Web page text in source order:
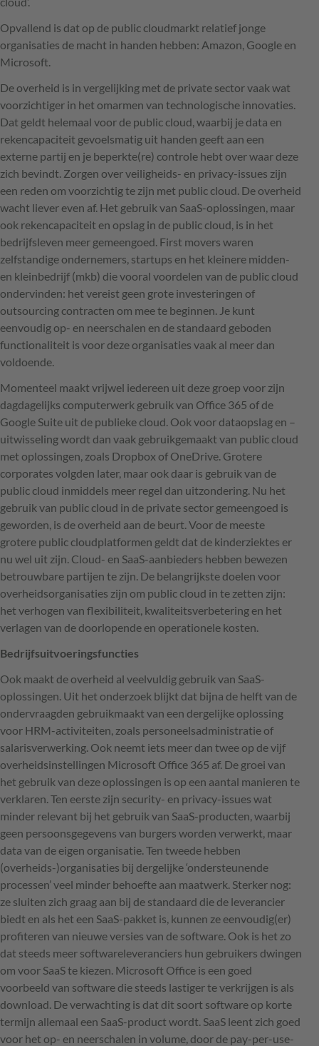
Opvallend is dat op de public cloudmarkt relatief jonge
organisaties de macht in handen hebben: Amazon, Google en
Microsoft.
De overheid is in vergelijking met de private sector vaak wat
voorzichtiger in het omarmen van technologische innovaties.
Dat geldt helemaal voor de public cloud, waarbij je data en
rekencapaciteit gevoelsmatig uit handen geeft aan een
externe partij en je beperkte(re) controle hebt over waar deze
zich bevindt. Zorgen over veiligheids- en privacy-issues zijn
een reden om voorzichtig te zijn met public cloud. De overheid
wacht liever even af. Het gebruik van SaaS-oplossingen, maar
ook rekencapaciteit en opslag in de public cloud, is in het
bedrijfsleven meer gemeengoed. First movers waren
zelfstandige ondernemers, startups en het kleinere midden-
en kleinbedrijf (mkb) die vooral voordelen van de public cloud
ondervinden: het vereist geen grote investeringen of
outsourcing contracten om mee te beginnen. Je kunt
eenvoudig op- en neerschalen en de standaard geboden
functionaliteit is voor deze organisaties vaak al meer dan
voldoende.
Momenteel maakt vrijwel iedereen uit deze groep voor zijn
dagdagelijks computerwerk gebruik van Office 365 of de
Google Suite uit de publieke cloud. Ook voor dataopslag en –
uitwisseling wordt dan vaak gebruikgemaakt van public cloud
met oplossingen, zoals Dropbox of OneDrive. Grotere
corporates volgden later, maar ook daar is gebruik van de
public cloud inmiddels meer regel dan uitzondering. Nu het
gebruik van public cloud in de private sector gemeengoed is
geworden, is de overheid aan de beurt. Voor de meeste
grotere public cloudplatformen geldt dat de kinderziektes er
nu wel uit zijn. Cloud- en SaaS-aanbieders hebben bewezen
betrouwbare partijen te zijn. De belangrijkste doelen voor
overheidsorganisaties zijn om public cloud in te zetten zijn:
het verhogen van flexibiliteit, kwaliteitsverbetering en het
verlagen van de doorlopende en operationele kosten.
Bedrijfsuitvoeringsfuncties
Ook maakt de overheid al veelvuldig gebruik van SaaS-
oplossingen. Uit het onderzoek blijkt dat bijna de helft van de
ondervraagden gebruikmaakt van een dergelijke oplossing
voor HRM-activiteiten, zoals personeelsadministratie of
salarisverwerking. Ook neemt iets meer dan twee op de vijf
overheidsinstellingen Microsoft Office 365 af. De groei van
het gebruik van deze oplossingen is op een aantal manieren te
verklaren. Ten eerste zijn security- en privacy-issues wat
minder relevant bij het gebruik van SaaS-producten, waarbij
geen persoonsgegevens van burgers worden verwerkt, maar
data van de eigen organisatie. Ten tweede hebben
(overheids-)organisaties bij dergelijke ‘ondersteunende
processen’ veel minder behoefte aan maatwerk. Sterker nog:
ze sluiten zich graag aan bij de standaard die de leverancier
biedt en als het een SaaS-pakket is, kunnen ze eenvoudig(er)
profiteren van nieuwe versies van de software. Ook is het zo
dat steeds meer softwareleveranciers hun gebruikers dwingen
om voor SaaS te kiezen. Microsoft Office is een goed
voorbeeld van software die steeds lastiger te verkrijgen is als
download. De verwachting is dat dit soort software op korte
termijn allemaal een SaaS-product wordt. SaaS leent zich goed
voor het op- en neerschalen in volume, door de pay-per-use-